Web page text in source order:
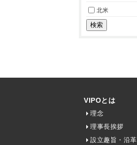
北米
VIPOとは
理念
理事長挨拶
設立趣旨・沿革